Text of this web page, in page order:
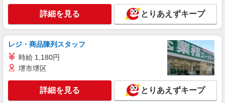
看護助手
時給1400円
東京都足立区内の病院
キープ 詳細を見る
株式会社スタッフサービス・メディカル 東東京医療オフィス（お仕
事No.W10479946）
NEW
詳細を見る とりあえずキープ
レジ・商品陳列スタッフ
時給 1,180円
堺市堺区
詳細を見る とりあえずキープ